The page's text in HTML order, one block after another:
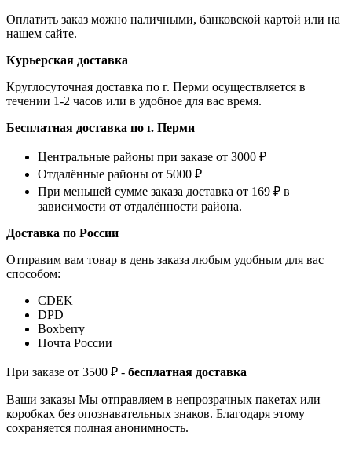
Оплатить заказ можно наличными, банковской картой или на
нашем сайте.
Курьерская доставка
Круглосуточная доставка по г. Перми осуществляется в
течении 1-2 часов или в удобное для вас время.
Бесплатная доставка по г. Перми
Центральные районы при заказе от 3000 ₽
Отдалённые районы от 5000 ₽
При меньшей сумме заказа доставка от 169 ₽ в
зависимости от отдалённости района.
Доставка по России
Отправим вам товар в день заказа любым удобным для вас
способом:
СDEK
DPD
Boxberry
Почта России
При заказе от 3500 ₽ - бесплатная доставка
Ваши заказы Мы отправляем в непрозрачных пакетах или
коробках без опознавательных знаков. Благодаря этому
сохраняется полная анонимность.